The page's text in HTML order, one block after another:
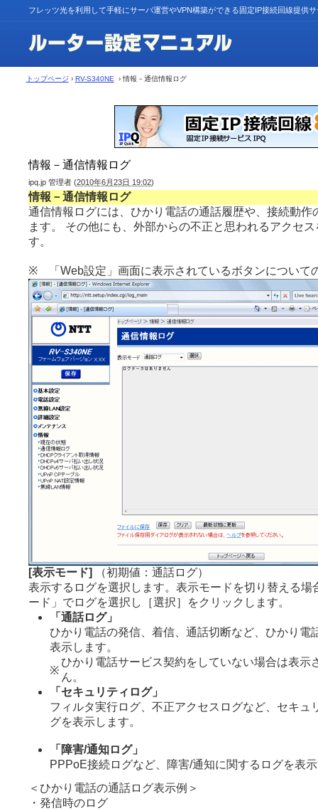
フレッツ光を利用して手軽にサーバ運営やVPN構築ができる固定IP接続回線提供
トップページ › RV-S340NE › 情報－通信情報ログ
情報－通信情報ログ
ipq.jp 管理者 (2010年6月23日 19:02)
情報－通信情報ログ
通信情報ログには、ひかり電話の通話履歴や、接続動作
ます。 その他にも、外部からの不正と思われるアクセ
す。
※ 「Web設定」画面に表示されているボタンについて
[表示モード]
（初期値：通話ログ）
表示するログを選択します。表示モードを切り替える場
ード」でログを選択し［選択］をクリックします。
「通話ログ」
ひかり電話の発信、着信、通話切断など、ひかり電
表示します。
※
ひかり電話サービス契約をしていない場合は表示
ん。
「セキュリティログ」
フィルタ実行ログ、不正アクセスログなど、セキュ
グを表示します。
「障害/通知ログ」
PPPoE接続ログなど、障害/通知に関するログを表
＜ひかり電話の通話ログ表示例＞
・ 発信時のログ